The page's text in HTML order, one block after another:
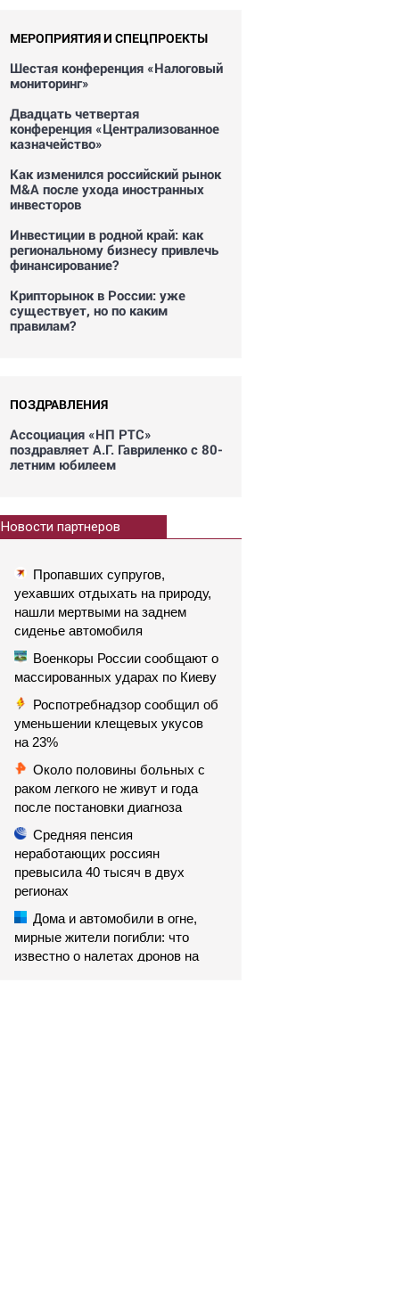
МЕРОПРИЯТИЯ И СПЕЦПРОЕКТЫ
Шестая конференция «Налоговый
мониторинг»
Двадцать четвертая
конференция «Централизованное
казначейство»
Как изменился российский рынок
M&A после ухода иностранных
инвесторов
Инвестиции в родной край: как
региональному бизнесу привлечь
финансирование?
Крипторынок в России: уже
существует, но по каким
правилам?
ПОЗДРАВЛЕНИЯ
Ассоциация «НП РТС»
поздравляет А.Г. Гавриленко с 80-
летним юбилеем
Новости партнеров
Пропавших супругов,
уехавших отдыхать на природу,
нашли мертвыми на заднем
сиденье автомобиля
Военкоры России сообщают о
массированных ударах по Киеву
Роспотребнадзор сообщил об
уменьшении клещевых укусов
на 23%
Около половины больных с
раком легкого не живут и года
после постановки диагноза
Средняя пенсия
неработающих россиян
превысила 40 тысяч в двух
регионах
Дома и автомобили в огне,
мирные жители погибли: что
известно о налетах дронов на